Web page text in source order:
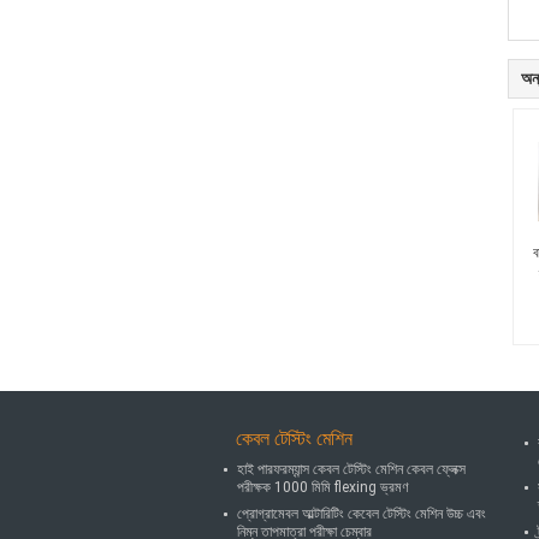
কেবল টেস্টিং মেশিন
হাই পারফরম্যান্স কেবল টেস্টিং মেশিন কেবল ফ্লেক্স
পরীক্ষক 1000 মিমি flexing ভ্রমণ
প্রোগ্রামেবল আল্টারিটিং কেবেল টেস্টিং মেশিন উচ্চ এবং
নিম্ন তাপমাত্রা পরীক্ষা চেম্বার